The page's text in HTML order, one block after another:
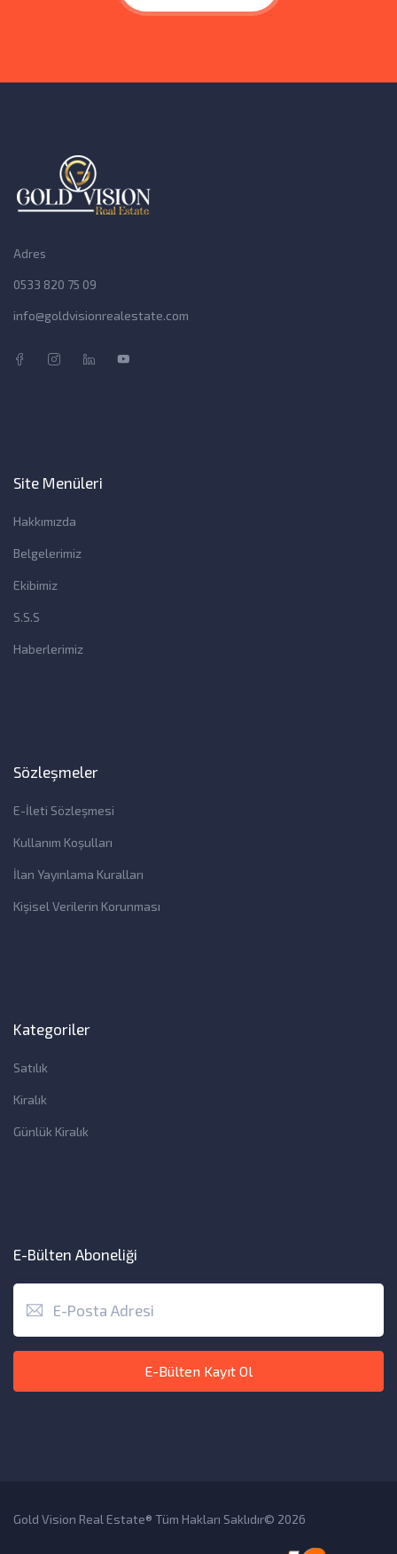
Adres
0533 820 75 09
info@goldvisionrealestate.com
Site Menüleri
Hakkımızda
Belgelerimiz
Ekibimiz
S.S.S
Haberlerimiz
Sözleşmeler
E-İleti Sözleşmesi
Kullanım Koşulları
İlan Yayınlama Kuralları
Kişisel Verilerin Korunması
Kategoriler
Satılık
Kiralık
Günlük Kiralık
E-Bülten Aboneliği
E-Bülten Kayıt Ol
Gold Vision Real Estate® Tüm Hakları Saklıdır© 2026